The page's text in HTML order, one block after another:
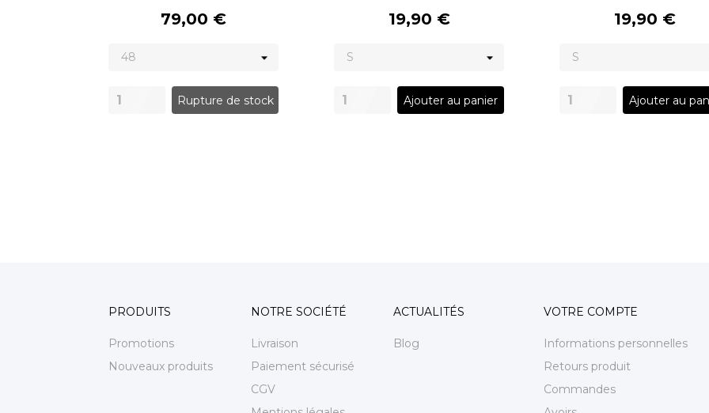
79,00 €
Rupture de stock
19,90 €
Ajouter au panier
19,90 €
Ajouter au
PRODUITS
Promotions
Nouveaux produits
NOTRE SOCIÉTÉ
Livraison
Paiement sécurisé
CGV
ACTUALITÉS
Blog
VOTRE COMPTE
Informations personnelles
Retours produit
Commandes